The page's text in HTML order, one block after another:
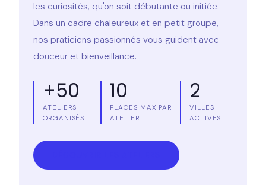
les curiosités, qu'on soit débutante ou initiée.
Dans un cadre chaleureux et en petit groupe,
nos praticiens passionnés vous guident avec
douceur et bienveillance.
+50
ATELIERS
ORGANISÉS
10
PLACES MAX PAR
ATELIER
2
VILLES
ACTIVES